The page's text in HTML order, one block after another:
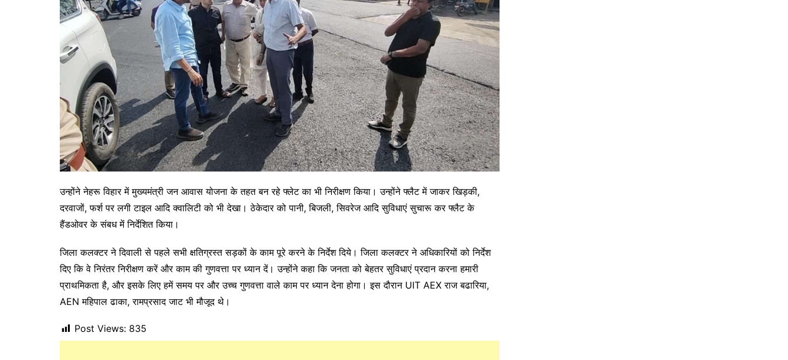
उन्होंने नेहरू विहार में मुख्यमंत्री जन आवास योजना के तहत बन रहे फ्लेट का भी निरीक्षण किया। उन्होंने फ्लैट में जाकर खिड़की,
दरवाजों, फर्श पर लगी टाइल आदि क्वालिटी को भी देखा। ठेकेदार को पानी, बिजली, सिवरेज आदि सुविधाएं सुचारू कर फ्लैट के
हैंडओवर के संबध में निर्देशित किया।
जिला कलक्टर ने दिवाली से पहले सभी क्षतिग्रस्त सड़कों के काम पूरे करने के निर्देश दिये। जिला कलक्टर ने अधिकारियों को निर्देश
दिए कि वे निरंतर निरीक्षण करें और काम की गुणवत्ता पर ध्यान दें। उन्होंने कहा कि जनता को बेहतर सुविधाएं प्रदान करना हमारी
प्राथमिकता है, और इसके लिए हमें समय पर और उच्च गुणवत्ता वाले काम पर ध्यान देना होगा। इस दौरान UIT AEX राज बढारिया,
AEN महिपाल ढाका, रामप्रसाद जाट भी मौजूद थे।
Post Views: 835